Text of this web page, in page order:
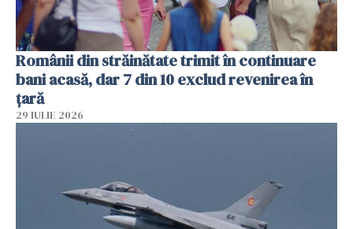
Românii din străinătate trimit în continuare
bani acasă, dar 7 din 10 exclud revenirea în
țară
29 IULIE 2026